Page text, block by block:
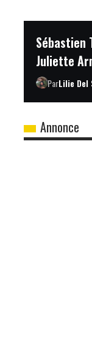
Juliette
ParLilie Del
Annonce